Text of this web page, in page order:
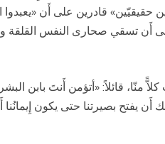
قادرين على أَن «يعبدوا
أَن تسقي صحارى النفس القلقة
منّا، قائلاً: «أتؤمن أَنتَ بابن
يفتح بصيرتنا حتى يكون